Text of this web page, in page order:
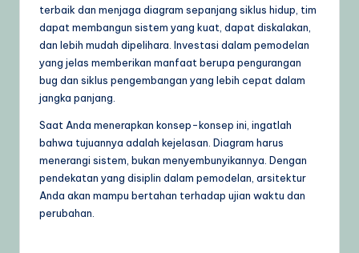
terbaik dan menjaga diagram sepanjang siklus hidup, tim
dapat membangun sistem yang kuat, dapat diskalakan,
dan lebih mudah dipelihara. Investasi dalam pemodelan
yang jelas memberikan manfaat berupa pengurangan
bug dan siklus pengembangan yang lebih cepat dalam
jangka panjang.
Saat Anda menerapkan konsep-konsep ini, ingatlah
bahwa tujuannya adalah kejelasan. Diagram harus
menerangi sistem, bukan menyembunyikannya. Dengan
pendekatan yang disiplin dalam pemodelan, arsitektur
Anda akan mampu bertahan terhadap ujian waktu dan
perubahan.